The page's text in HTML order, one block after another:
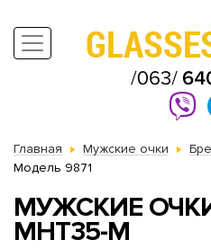
Главная Мужские очки
Модель 9871
МУЖСКИЕ ОЧКИ
MHT35-M